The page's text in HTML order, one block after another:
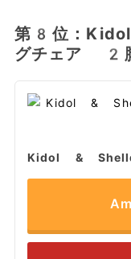
第8位：
グチェア 2
Kidol &